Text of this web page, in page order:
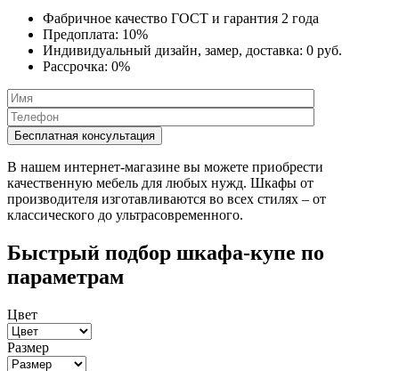
Фабричное качество ГОСТ и гарантия 2 года
Предоплата: 10%
Индивидуальный дизайн, замер, доставка: 0 руб.
Рассрочка: 0%
В нашем интернет-магазине вы можете приобрести
качественную мебель для любых нужд. Шкафы от
производителя изготавливаются во всех стилях – от
классического до ультрасовременного.
Быстрый подбор шкафа-купе по
параметрам
Цвет
Размер